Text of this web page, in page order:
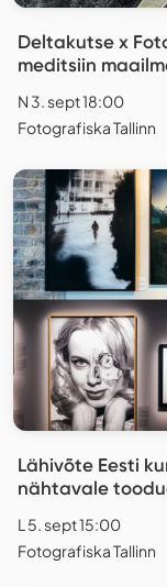
Deltakutse x
meditsiin
N 3. sept 18:00
Fotografiska Tallinn
Lähivõte Eesti
nähtavale
L 5. sept 15:00
Fotografiska Tallinn